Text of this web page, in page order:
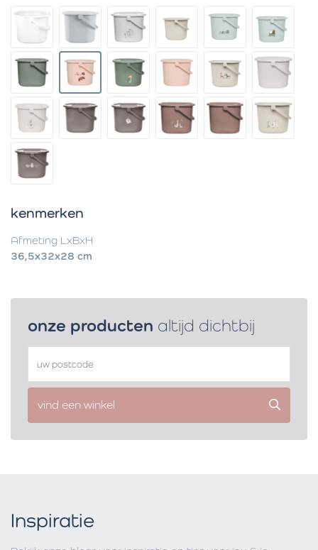
kenmerken
Afmeting LxBxH
36,5x32x28 cm
onze producten altijd dichtbij
vind een winkel
Inspiratie